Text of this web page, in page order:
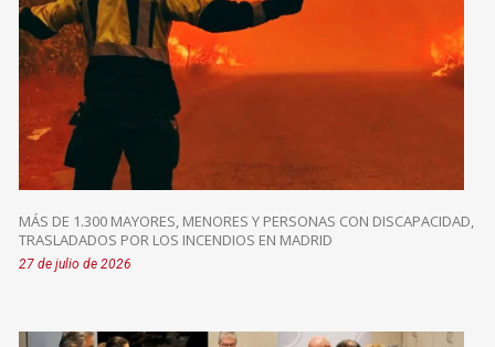
MÁS DE 1.300 MAYORES, MENORES Y PERSONAS CON DISCAPACIDAD,
TRASLADADOS POR LOS INCENDIOS EN MADRID
27 de julio de 2026